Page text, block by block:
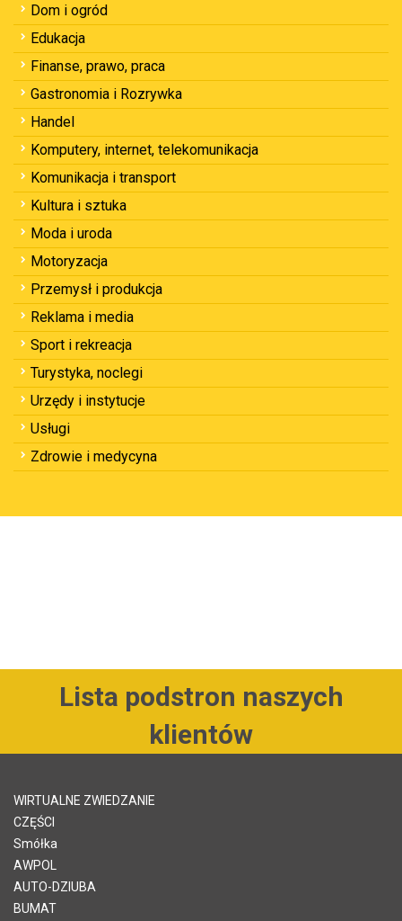
Dom i ogród
Edukacja
Finanse, prawo, praca
Gastronomia i Rozrywka
Handel
Komputery, internet, telekomunikacja
Komunikacja i transport
Kultura i sztuka
Moda i uroda
Motoryzacja
Przemysł i produkcja
Reklama i media
Sport i rekreacja
Turystyka, noclegi
Urzędy i instytucje
Usługi
Zdrowie i medycyna
Lista podstron naszych
klientów
WIRTUALNE ZWIEDZANIE
CZĘŚCI
Smółka
AWPOL
AUTO-DZIUBA
BUMAT